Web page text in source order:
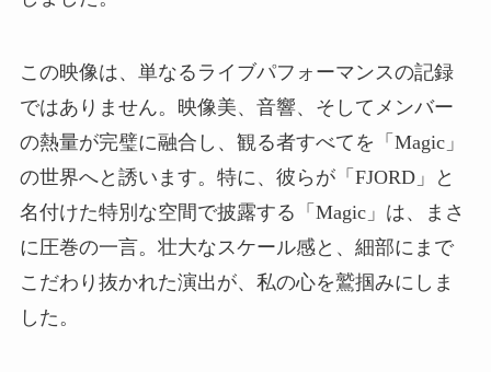
この映像は、単なるライブパフォーマンスの記録
ではありません。映像美、音響、そしてメンバー
の熱量が完璧に融合し、観る者すべてを「Magic」
の世界へと誘います。特に、彼らが「FJORD」と
名付けた特別な空間で披露する「Magic」は、まさ
に圧巻の一言。壮大なスケール感と、細部にまで
こだわり抜かれた演出が、私の心を鷲掴みにしま
した。